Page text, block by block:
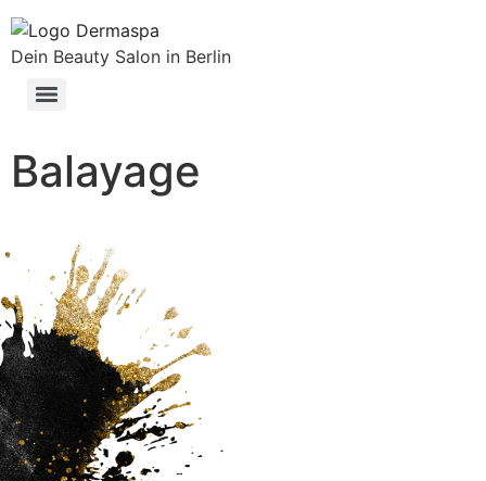
Dein Beauty Salon in Berlin
Balayage